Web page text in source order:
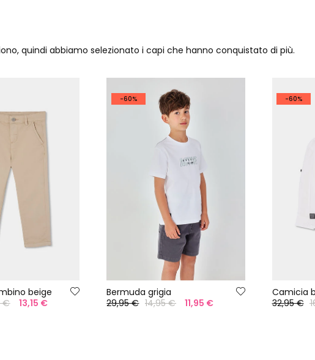
quindi abbiamo selezionato i capi che hanno conquistato di più.
beige
€ 13,15 €
-60%
Bermuda grigia
29,95 € 14,95 € 11,95 €
-60%
Camicia
32,95 €